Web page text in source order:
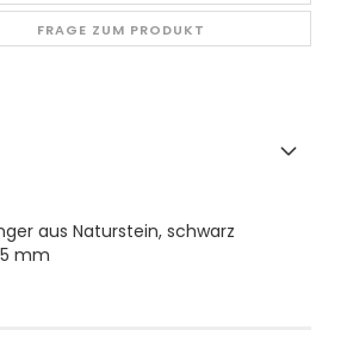
FRAGE ZUM PRODUKT
aus Naturstein, schwarz
mm